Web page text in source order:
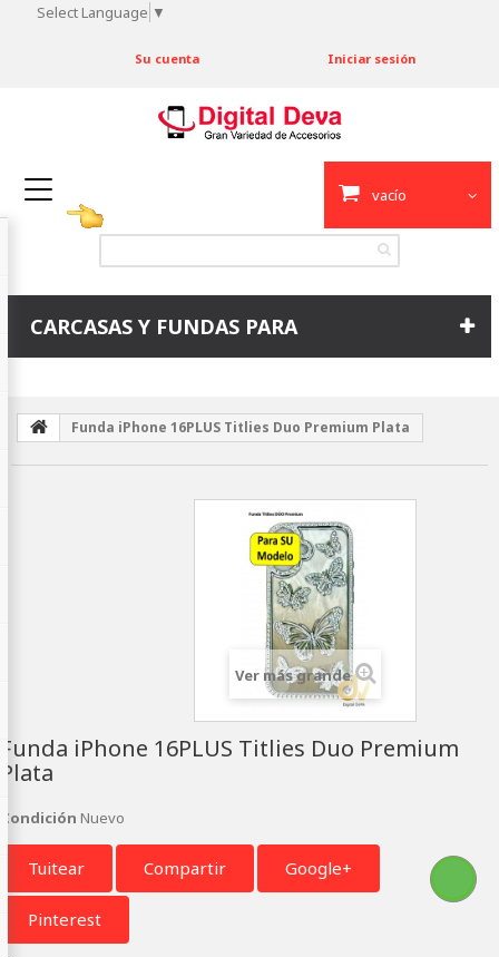
Select Language ▼
Iniciar sesión
Su cuenta
vacío
CARCASAS Y FUNDAS PARA
Funda iPhone 16PLUS Titlies Duo Premium Plata
Ver más grande
Funda iPhone 16PLUS Titlies Duo Premium
Plata
Condición Nuevo
Tuitear Compartir Google+
Pinterest